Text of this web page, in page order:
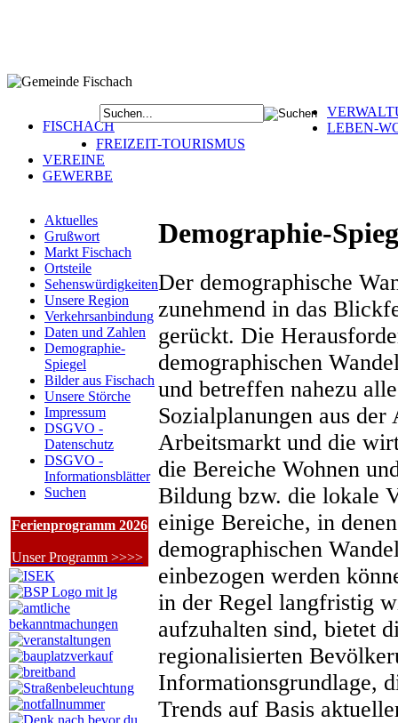
FISCHACH
LEBEN-
FREIZEIT-TOURISMUS
VEREINE
GEWERBE
Aktuelles
Grußwort
Markt Fischach
Ortsteile
Sehenswürdigkeiten
Unsere Region
Verkehrsanbindung
Daten und Zahlen
Demographie-
Spiegel
Bilder aus Fischach
Unsere Störche
Impressum
DSGVO -
Datenschutz
DSGVO -
Informationsblätter
Suchen
Ferienprogramm 2026
Unser Programm >>>>
Demographie-
Der demographische
zunehmend in das
gerückt. Die
demographischen
und betreffen nahezu
Sozialplanungen aus
Arbeitsmarkt und die
die Bereiche Wohnen
Bildung bzw. die lokale
einige Bereiche, in
demographischen
einbezogen werden
in der Regel langfristig
aufzuhalten sind, bietet
regionalisierten
Informationsgrundlage,
Trends auf Basis